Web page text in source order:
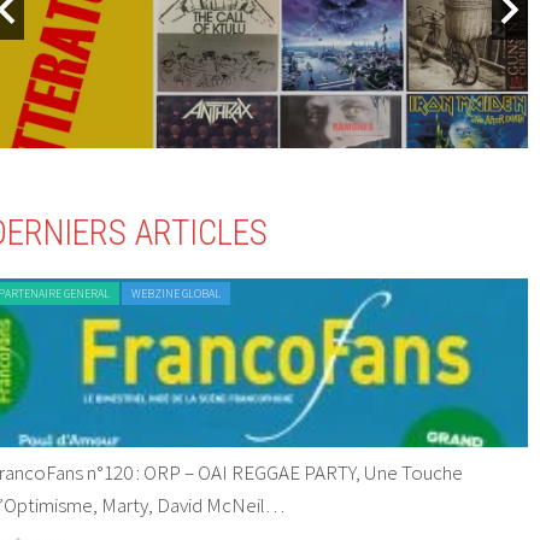
ARTICLES
GENERAL WEBZINE GLOBAL
n°120 : ORP – OAI REGGAE PARTY, Une Touche
Marty, David McNeil…